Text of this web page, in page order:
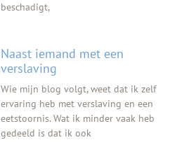
beschadigt,
Naast iemand met een
verslaving
Wie mijn blog volgt, weet dat ik zelf
ervaring heb met verslaving en een
eetstoornis. Wat ik minder vaak heb
gedeeld is dat ik ook